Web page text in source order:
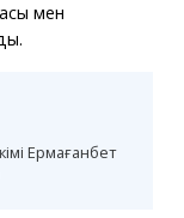
мен
Ермағанбет